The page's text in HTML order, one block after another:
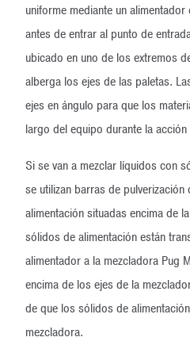
uniforme mediante un
antes de entrar al punto de
ubicado en uno de los extremos
alberga los ejes de las paletas.
ejes en ángulo para que los
largo del equipo durante la
Si se van a mezclar líquidos con
se utilizan barras de
alimentación situadas encima de
sólidos de alimentación están
alimentador a la mezcladora Pug
encima de los ejes de la
de que los sólidos de
mezcladora.